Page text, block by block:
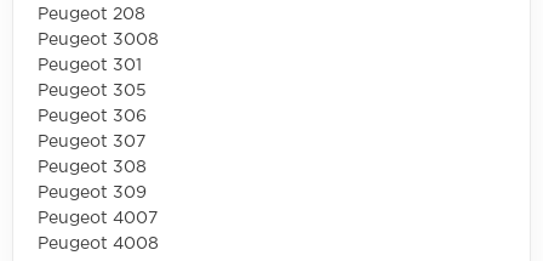
Peugeot 208
Peugeot 3008
Peugeot 301
Peugeot 305
Peugeot 306
Peugeot 307
Peugeot 308
Peugeot 309
Peugeot 4007
Peugeot 4008